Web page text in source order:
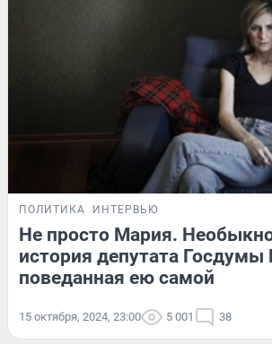
ПОЛИТИКА ИНТЕРВЬЮ
Не просто Мария.
история депутата Госдумы
поведанная ею самой
15 октября, 2024, 23:00 5 001 38